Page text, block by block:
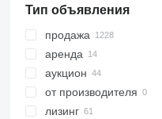
Тип объявления
продажа
аренда
аукцион
от производителя
лизинг